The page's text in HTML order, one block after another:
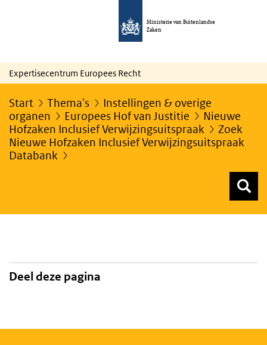
Ministerie van Buitenlandse
Zaken
Expertisecentrum Europees Recht
Start Thema's
Instellingen & overige
organen
Europees Hof van Justitie
Nieuwe
Hofzaken Inclusief Verwijzingsuitspraak
Zoek
Nieuwe Hofzaken Inclusief Verwijzingsuitspraak
Databank
Deel deze pagina